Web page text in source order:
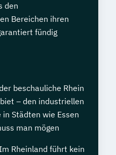
den
Bereichen ihren
fündig
beschauliche Rhein
– den industriellen
Städten wie Essen
man mögen
Rheinland führt kein